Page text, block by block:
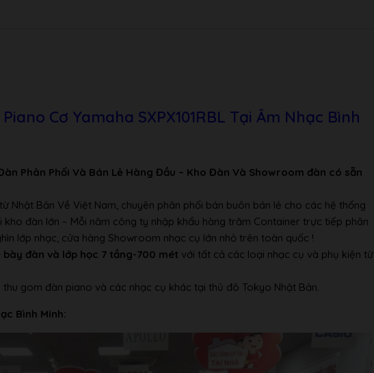
Cơ Yamaha SXPX101RBL Tại Âm Nhạc Bình
Phân Phối Và Bán Lẻ Hàng Đầu – Kho Đàn Và Showroom đàn có sẵn
Nhật Bản Về Việt Nam, chuyên phân phối bán buôn bán lẻ cho các hệ thống
đàn lớn – Mỗi năm công ty nhập khẩu hàng trăm Container trực tiếp phân
lớp nhạc, cửa hàng Showroom nhạc cụ lớn nhỏ trên toàn quốc !
đàn và lớp học 7 tầng-700 mét với tất cả các loại nhạc cụ và phụ kiện từ
gom đàn piano và các nhạc cụ khác tại thủ đô Tokyo Nhật Bản.
Bình Minh: